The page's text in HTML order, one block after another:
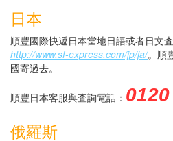
日本
順豐國際快遞日本當地日語或者日文
http://www.sf-express.com/jp/ja/。順
國寄過去。
順豐日本客服與査詢電話：
俄羅斯